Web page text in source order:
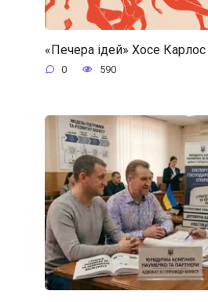
«Печера ідей» Хосе
0 590